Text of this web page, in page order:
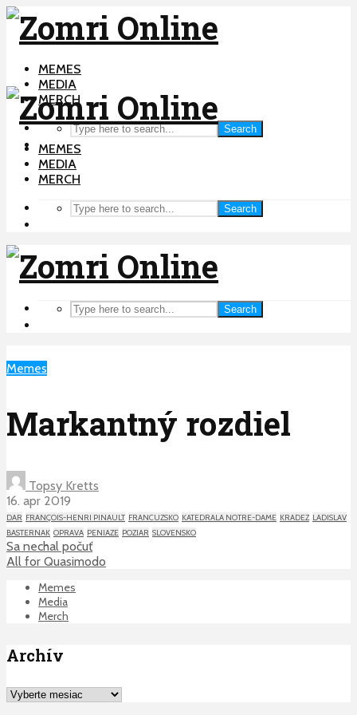
MEMES
MEDIA
MERCH
Search
MEMES
MEDIA
MERCH
Search
Search
Memes
Markantný rozdiel
Topsy Kretts
16. apr 2019
DAR FRANÇOIS-HENRI PINAULT FRANCUZSKO KATEDRALA NOTRE-DAME KRADEZ LADISLAV
BASTERNAK OPRAVA PENIAZE POZIAR SLOVENSKO
Sa nechal počuť
All for Quasimodo
Memes
Media
Merch
Archív
Archív